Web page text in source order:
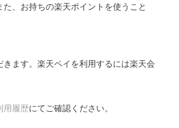
、お持ちの楽天ポイントを使うこと
ます。楽天ペイを利用するには楽天会
用履歴にてご確認ください。